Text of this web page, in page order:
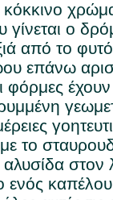
γίνεται ο
από το
επάνω
φόρμες
το
αλυσίδα
ενός